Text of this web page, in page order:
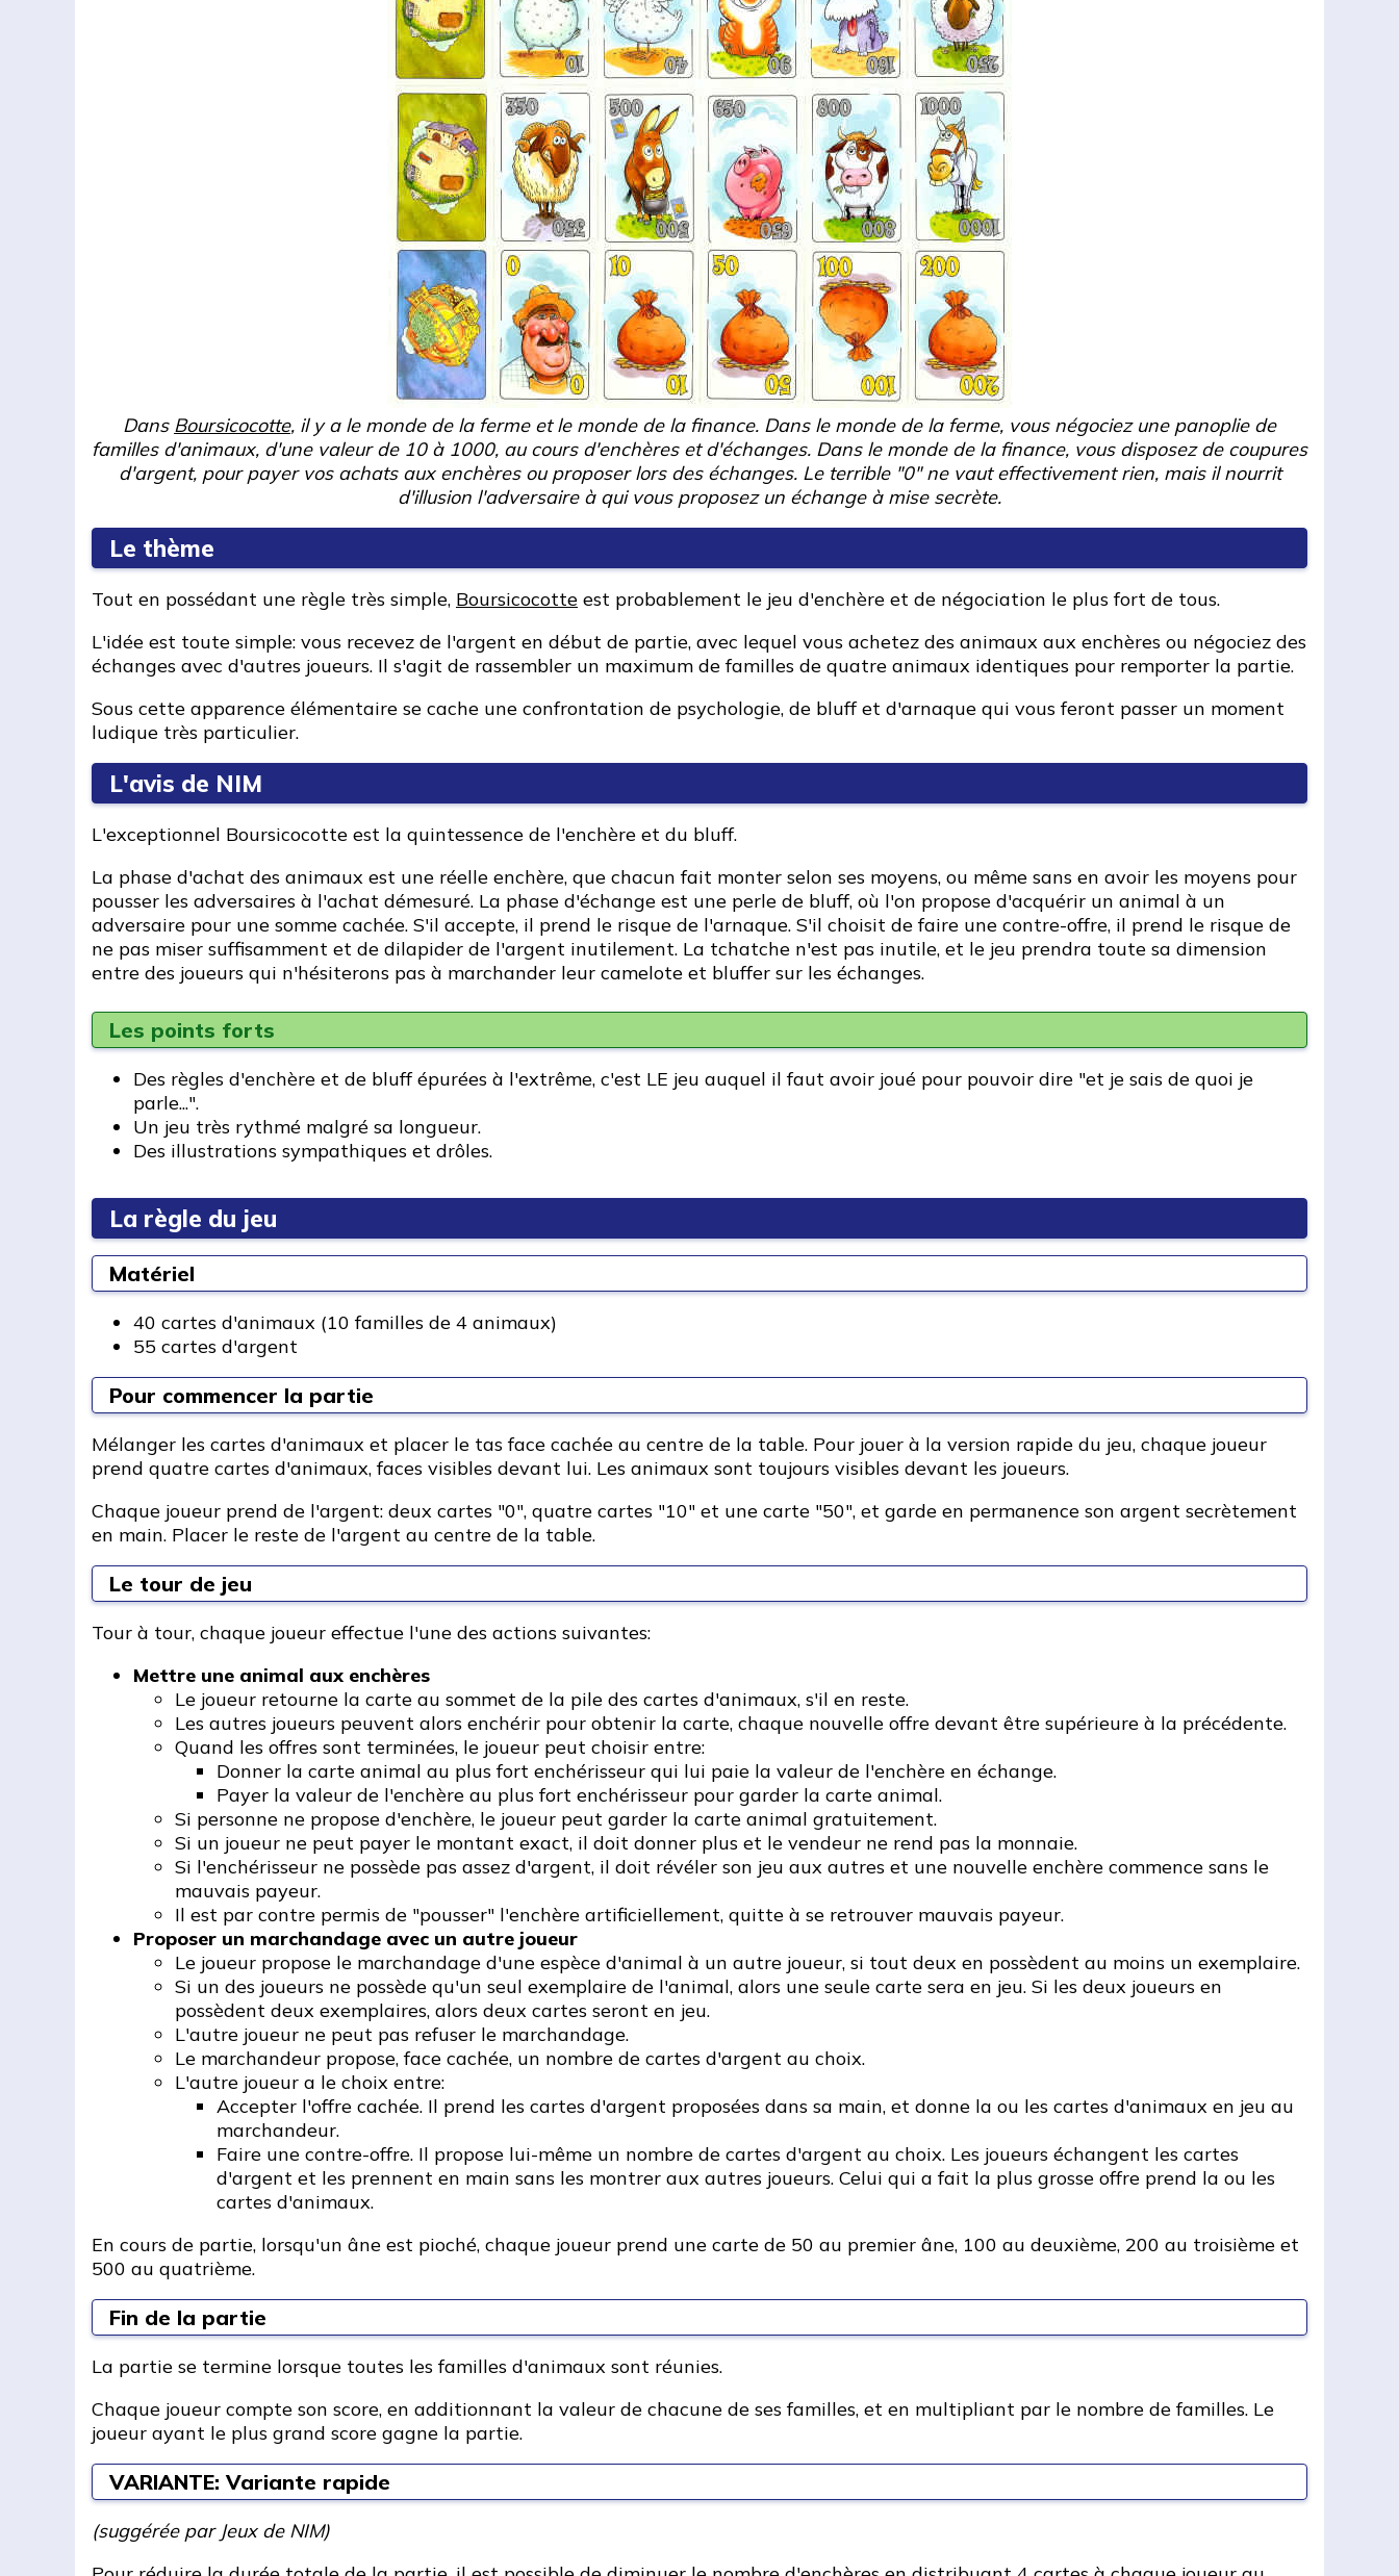
Dans Boursicocotte, il y a le monde de la ferme et le monde de la finance. Dans le monde de la ferme, vous négociez une panoplie de
familles d'animaux, d'une valeur de 10 à 1000, au cours d'enchères et d'échanges. Dans le monde de la finance, vous disposez de coupures
d'argent, pour payer vos achats aux enchères ou proposer lors des échanges. Le terrible "0" ne vaut effectivement rien, mais il nourrit
d'illusion l'adversaire à qui vous proposez un échange à mise secrète.
Le thème
Tout en possédant une règle très simple, Boursicocotte est probablement le jeu d'enchère et de négociation le plus fort de tous.
L'idée est toute simple: vous recevez de l'argent en début de partie, avec lequel vous achetez des animaux aux enchères ou négociez des
échanges avec d'autres joueurs. Il s'agit de rassembler un maximum de familles de quatre animaux identiques pour remporter la partie.
Sous cette apparence élémentaire se cache une confrontation de psychologie, de bluff et d'arnaque qui vous feront passer un moment
ludique très particulier.
L'avis de NIM
L'exceptionnel Boursicocotte est la quintessence de l'enchère et du bluff.
La phase d'achat des animaux est une réelle enchère, que chacun fait monter selon ses moyens, ou même sans en avoir les moyens pour
pousser les adversaires à l'achat démesuré. La phase d'échange est une perle de bluff, où l'on propose d'acquérir un animal à un
adversaire pour une somme cachée. S'il accepte, il prend le risque de l'arnaque. S'il choisit de faire une contre-offre, il prend le risque de
ne pas miser suffisamment et de dilapider de l'argent inutilement. La tchatche n'est pas inutile, et le jeu prendra toute sa dimension
entre des joueurs qui n'hésiterons pas à marchander leur camelote et bluffer sur les échanges.
Les points forts
Des règles d'enchère et de bluff épurées à l'extrême, c'est LE jeu auquel il faut avoir joué pour pouvoir dire "et je sais de quoi je
parle...".
Un jeu très rythmé malgré sa longueur.
Des illustrations sympathiques et drôles.
La règle du jeu
Matériel
40 cartes d'animaux (10 familles de 4 animaux)
55 cartes d'argent
Pour commencer la partie
Mélanger les cartes d'animaux et placer le tas face cachée au centre de la table. Pour jouer à la version rapide du jeu, chaque joueur
prend quatre cartes d'animaux, faces visibles devant lui. Les animaux sont toujours visibles devant les joueurs.
Chaque joueur prend de l'argent: deux cartes "0", quatre cartes "10" et une carte "50", et garde en permanence son argent secrètement
en main. Placer le reste de l'argent au centre de la table.
Le tour de jeu
Tour à tour, chaque joueur effectue l'une des actions suivantes:
Mettre une animal aux enchères
Le joueur retourne la carte au sommet de la pile des cartes d'animaux, s'il en reste.
Les autres joueurs peuvent alors enchérir pour obtenir la carte, chaque nouvelle offre devant être supérieure à la précédente.
Quand les offres sont terminées, le joueur peut choisir entre:
Donner la carte animal au plus fort enchérisseur qui lui paie la valeur de l'enchère en échange.
Payer la valeur de l'enchère au plus fort enchérisseur pour garder la carte animal.
Si personne ne propose d'enchère, le joueur peut garder la carte animal gratuitement.
Si un joueur ne peut payer le montant exact, il doit donner plus et le vendeur ne rend pas la monnaie.
Si l'enchérisseur ne possède pas assez d'argent, il doit révéler son jeu aux autres et une nouvelle enchère commence sans le
mauvais payeur.
Il est par contre permis de "pousser" l'enchère artificiellement, quitte à se retrouver mauvais payeur.
Proposer un marchandage avec un autre joueur
Le joueur propose le marchandage d'une espèce d'animal à un autre joueur, si tout deux en possèdent au moins un exemplaire.
Si un des joueurs ne possède qu'un seul exemplaire de l'animal, alors une seule carte sera en jeu. Si les deux joueurs en
possèdent deux exemplaires, alors deux cartes seront en jeu.
L'autre joueur ne peut pas refuser le marchandage.
Le marchandeur propose, face cachée, un nombre de cartes d'argent au choix.
L'autre joueur a le choix entre:
Accepter l'offre cachée. Il prend les cartes d'argent proposées dans sa main, et donne la ou les cartes d'animaux en jeu au
marchandeur.
Faire une contre-offre. Il propose lui-même un nombre de cartes d'argent au choix. Les joueurs échangent les cartes
d'argent et les prennent en main sans les montrer aux autres joueurs. Celui qui a fait la plus grosse offre prend la ou les
cartes d'animaux.
En cours de partie, lorsqu'un âne est pioché, chaque joueur prend une carte de 50 au premier âne, 100 au deuxième, 200 au troisième et
500 au quatrième.
Fin de la partie
La partie se termine lorsque toutes les familles d'animaux sont réunies.
Chaque joueur compte son score, en additionnant la valeur de chacune de ses familles, et en multipliant par le nombre de familles. Le
joueur ayant le plus grand score gagne la partie.
VARIANTE: Variante rapide
(suggérée par Jeux de NIM)